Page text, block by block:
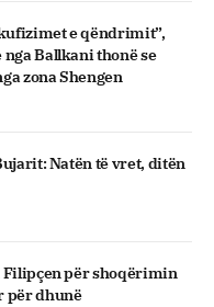
e qëndrimit”,
Ballkani thonë se
zona Shengen
Natën të vret, ditën
për shoqërimin
për dhunë